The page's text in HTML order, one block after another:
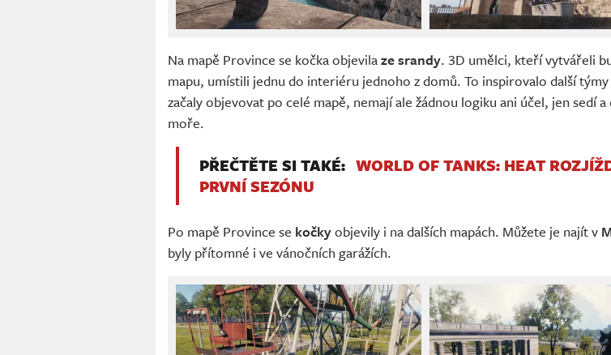
Na mapě Province se kočka objevilaze srandy. 3D umělci, kteří vytvářeli
mapu, umístili jednu do interiéru jednoho z domů. To inspirovalo další týmy
začaly objevovat po celé mapě, nemají ale žádnou logiku ani účel, jen sedí a
moře.
PŘEČTĚTE SI TAKÉ: WORLD OF TANKS: HEAT
PRVNÍ SEZÓNU
Po mapě Province se kočkyobjevily i na dalších mapách. Můžete je najít v
byly přítomné i ve vánočních garážích.